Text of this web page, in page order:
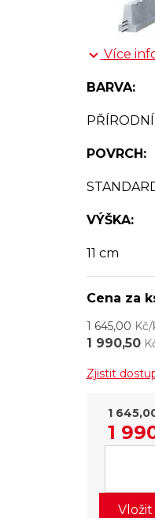
Více
BARVA:
PŘÍRODNÍ
POVRCH:
VÝŠKA:
11 cm
Cena za
1 645,00
1 990,50
Zjistit
1
1